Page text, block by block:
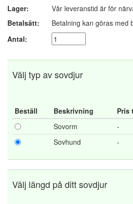
Lager:
Vår leveranstid är för
Betalsätt:
Betalning kan göras med
Antal:
Välj typ av sovdjur
Beställ Beskrivning
Pris
Sovorm
-
Sovhund
-
Välj längd på ditt sovdjur